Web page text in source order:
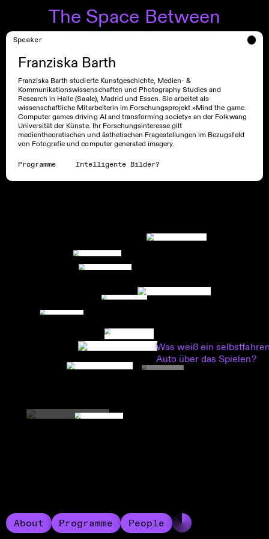
The Space Between
About Programme People
Was weiß ein
Auto über das Spielen?
Speaker
Franziska Barth
Franziska Barth studierte Kunstgeschichte, Medien- &
Kommunikationswissenschaften und Photography Studies and
Research in Halle (Saale), Madrid und Essen. Sie arbeitet als
wissenschaftliche Mitarbeiterin im Forschungsprojekt »Mind the game.
Computer games driving AI and transforming society« an der Folkwang
Universität der Künste. Ihr Forschungsinteresse gilt
medientheoretischen und ästhetischen Fragestellungen im Bezugsfeld
von Fotografie und computer generated imagery.
Programme Intelligente Bilder?